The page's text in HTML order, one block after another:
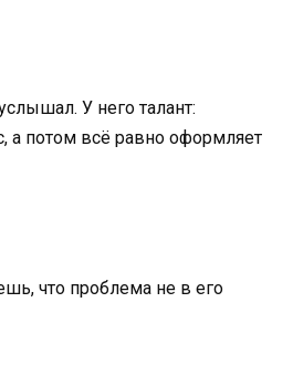
У него талант:
а потом всё равно оформляет
что проблема не в его